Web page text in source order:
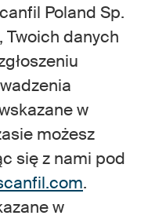
Poland Sp.
Twoich danych
w
możesz
się z nami pod
.
w